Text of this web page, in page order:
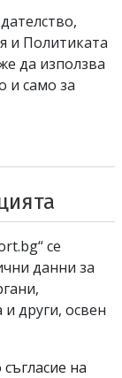
и Политиката
депо А ДЕ
да използва
и само за
“ се
данни за
други, освен
на